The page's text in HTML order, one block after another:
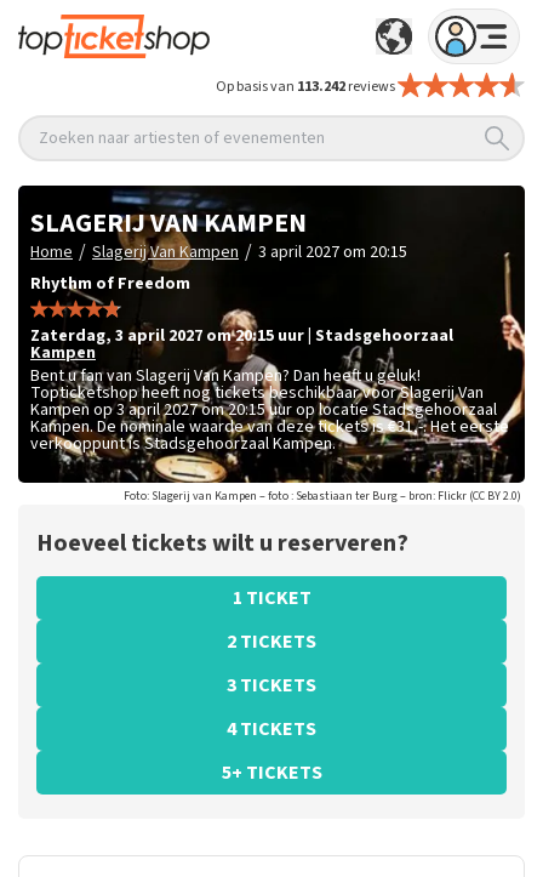
Op basis van 113.242reviews
Zoeken naar artiesten of evenementen
SLAGERIJ VAN KAMPEN
Home / Slagerij Van Kampen / 3 april 2027 om 20:15
Rhythm of Freedom
zaterdag, 3 april 2027 om 20:15 uur Stadsgehoorzaal
Kampen
Bent u fan van Slagerij Van Kampen? Dan heeft u geluk!
Topticketshop heeft nog tickets beschikbaar voor Slagerij Van
Kampen op 3 april 2027 om 20:15 uur op locatie Stadsgehoorzaal
Kampen. De nominale waarde van deze tickets is€31,-. Het eerste
verkooppunt is Stadsgehoorzaal Kampen.
Foto: Slagerij van Kampen – foto : Sebastiaan ter Burg – bron: Flickr (CC BY 2.0)
Hoeveel tickets wilt u reserveren?
1 TICKET
2 TICKETS
3 TICKETS
4 TICKETS
5+ TICKETS